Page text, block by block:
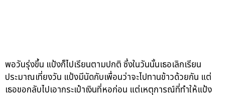
พอวันรุ่งขึ้น แป้งก็ไปเรียนตามปกติ ซึ่งในวันนั้นเธอเลิกเรียน
ประมาณเที่ยงวัน แป้งมีนัดกับเพื่อนว่าจะไปทานข้าวด้วยกัน แต่
เธอขอกลับไปเอากระเป๋าเงินที่หอก่อน แต่เหตุการณ์ที่ทำให้แป้ง